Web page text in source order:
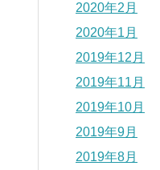
2020年2月
2020年1月
2019年12月
2019年11月
2019年10月
2019年9月
2019年8月